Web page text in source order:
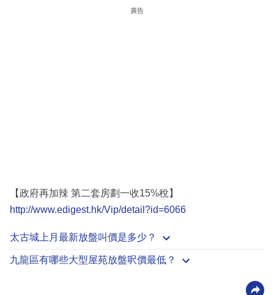
廣告
【政府再加辣 第二套房劃一收15%稅】
http://www.edigest.hk/Vip/detail?id=6066
太古城上月最新放盤叫價是多少？
九龍區有哪些大型屋苑放盤呎價最低？